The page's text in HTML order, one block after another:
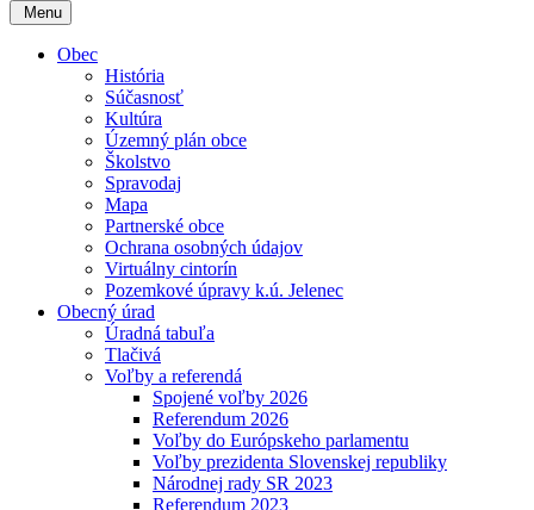
Menu
Obec
História
Súčasnosť
Kultúra
Územný plán obce
Školstvo
Spravodaj
Mapa
Partnerské obce
Ochrana osobných údajov
Virtuálny cintorín
Pozemkové úpravy k.ú. Jelenec
Obecný úrad
Úradná tabuľa
Tlačivá
Voľby a referendá
Spojené voľby 2026
Referendum 2026
Voľby do Európskeho parlamentu
Voľby prezidenta Slovenskej republiky
Národnej rady SR 2023
Referendum 2023